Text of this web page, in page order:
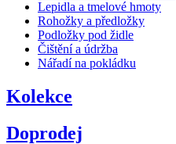
Lepidla a tmelové hmoty
Rohožky a předložky
Podložky pod židle
Čištění a údržba
Nářadí na pokládku
Kolekce
Doprodej